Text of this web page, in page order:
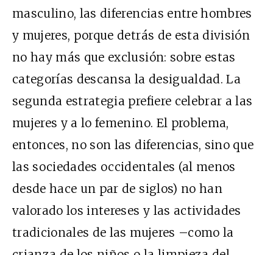
masculino, las diferencias entre hombres
y mujeres, porque detrás de esta división
no hay más que exclusión: sobre estas
categorías descansa la desigualdad. La
segunda estrategia prefiere celebrar a las
mujeres y a lo femenino. El problema,
entonces, no son las diferencias, sino que
las sociedades occidentales (al menos
desde hace un par de siglos) no han
valorado los intereses y las actividades
tradicionales de las mujeres –como la